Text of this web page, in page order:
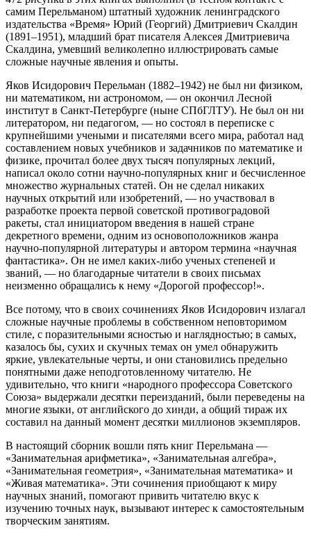
самим Перельманом) штатный художник ленинградского
издательства «Время» Юрий (Георгий) Дмитриевич Скалдин
(1891–1951), младший брат писателя Алексея Дмитриевича
Скалдина, умевший великолепно иллюстрировать самые
сложные научные явления и опыты.
Яков Исидорович Перельман (1882–1942) не был ни физиком,
ни математиком, ни астрономом, — он окончил Лесной
институт в Санкт-Петербурге (ныне СПбГЛТУ). Не был он ни
литератором, ни педагогом, — но состоял в переписке с
крупнейшими учеными и писателями всего мира, работал над
составлением новых учебников и задачников по математике и
физике, прочитал более двух тысяч популярных лекций,
написал около сотни научно-популярных книг и бесчисленное
множество журнальных статей. Он не сделал никаких
научных открытий или изобретений, — но участвовал в
разработке проекта первой советской противоградовой
ракеты, стал инициатором введения в нашей стране
декретного времени, одним из основоположников жанра
научно-популярной литературы и автором термина «научная
фантастика». Он не имел каких-либо ученых степеней и
званий, — но благодарные читатели в своих письмах
неизменно обращались к нему «Дорогой профессор!».
Все потому, что в своих сочинениях Яков Исидорович излагал
сложные научные проблемы в собственном неповторимом
стиле, с поразительными ясностью и наглядностью; в самых,
казалось бы, сухих и скучных темах он умел обнаружить
яркие, увлекательные черты, и они становились предельно
понятными даже неподготовленному читателю. Не
удивительно, что книги «народного профессора Советского
Союза» выдержали десятки переизданий, были переведены на
многие языки, от английского до хинди, а общий тираж их
составил на данный момент десятки миллионов экземпляров.
В настоящий сборник вошли пять книг Перельмана —
«Занимательная арифметика», «Занимательная алгебра»,
«Занимательная геометрия», «Занимательная математика» и
«Живая математика». Эти сочинения приобщают к миру
научных знаний, помогают привить читателю вкус к
изучению точных наук, вызывают интерес к самостоятельным
творческим занятиям.